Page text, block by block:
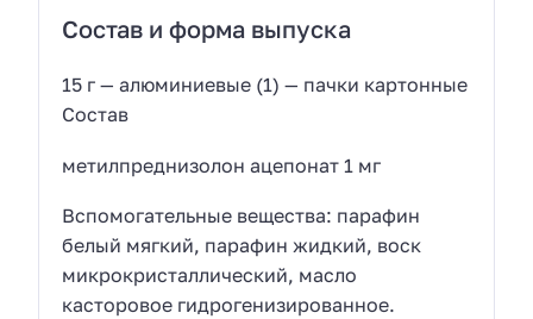
Состав и форма выпуска
15 г — алюминиевые (1) — пачки картонные
Состав
метилпреднизолон ацепонат 1 мг
Вспомогательные вещества: парафин
белый мягкий, парафин жидкий, воск
микрокристаллический, масло
касторовое гидрогенизированное.